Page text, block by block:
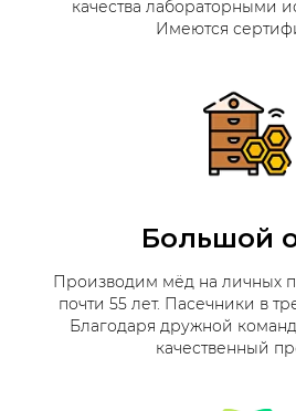
качества лабораторными
Имеются
Большой
Производим мёд на личных
почти 55 лет. Пасечники в
Благодаря дружной
качественный